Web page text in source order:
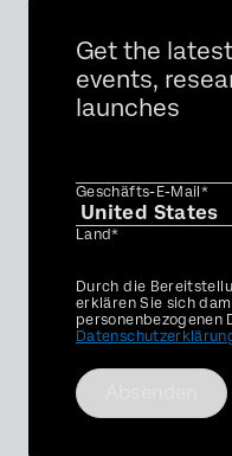
Get the
events,
launches
Geschäfts-E-Mail*
Land*
Privacy
Optin
Durch die
erklären Sie sich
personenbezogenen